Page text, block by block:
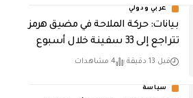
عربي ودولي
بيانات: حركة الملاحة في مضيق هرمز
تتراجع إلى 33 سفينة خلال أسبوع
قبل 13 دقيقة 4 مشاهدات
سياسة